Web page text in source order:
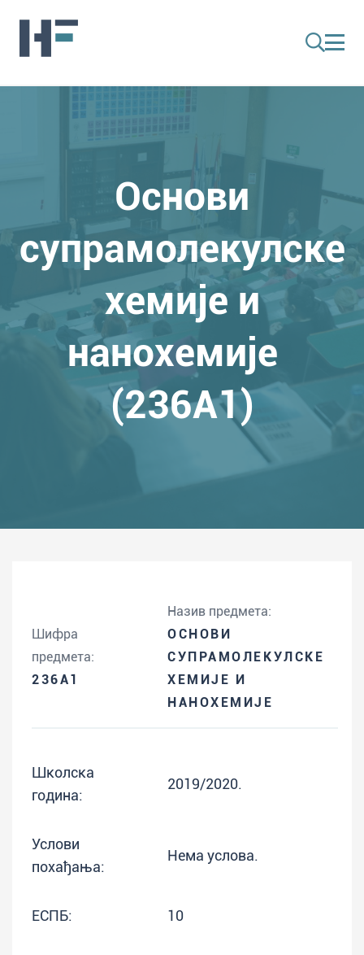
Основи
супрамолекулске
хемије и
нанохемије
(236A1)
Шифра
предмета:
236A1
Назив предмета:
ОСНОВИ
СУПРАМОЛЕКУЛСКЕ
ХЕМИЈЕ И
НАНОХЕМИЈЕ
Школска
година:
2019/2020.
Услови
похађања:
Нема услова.
ЕСПБ: 10